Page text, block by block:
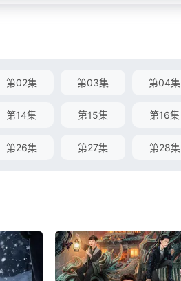
第02集 第03集 第04集
第14集 第15集 第16集
第26集 第27集 第28集